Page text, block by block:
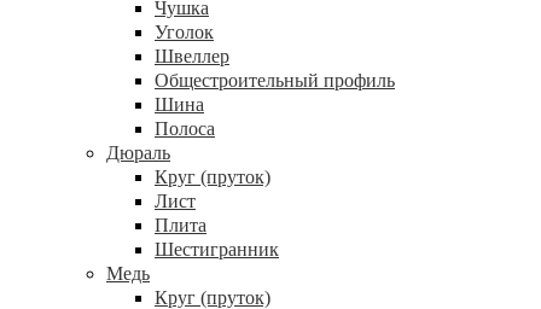
Чушка
Уголок
Швеллер
Общестроительный профиль
Шина
Полоса
Дюраль
Круг (пруток)
Лист
Плита
Шестигранник
Медь
Круг (пруток)